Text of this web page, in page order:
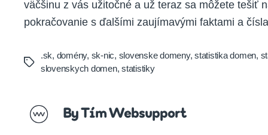
väčšinu z vás užitočné a už teraz sa môžete tešiť
pokračovanie s ďalšími zaujímavými faktami a
Tags
.sk, domény, sk-nic, slovenske domeny,statistika domen,
slovenskych domen,statistiky
By Tím Websupport